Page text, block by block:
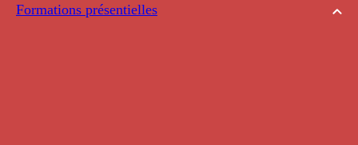
Formations présentielles